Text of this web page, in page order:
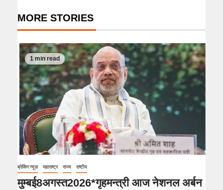
MORE STORIES
1 min read
ब्रेकिंग न्यूज़ महाराष्ट्र राज्य राष्टीय
मुम्बई8अगस्त2026*गृहमन्त्री आज नेशनल अर्बन